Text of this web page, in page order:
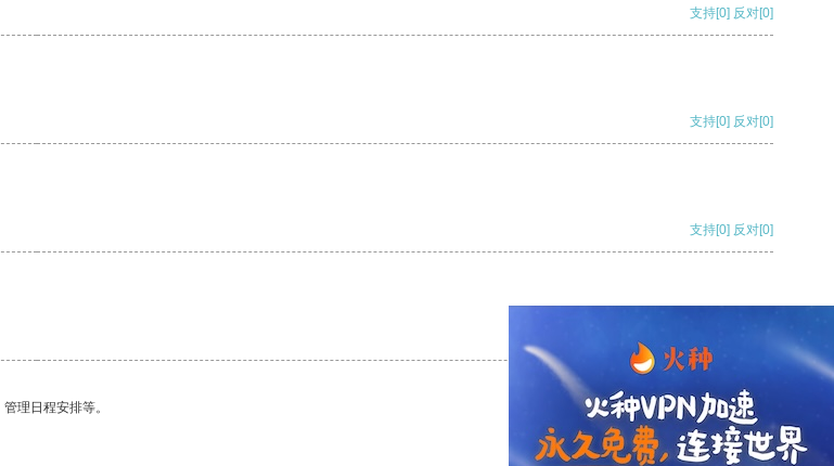
支持[0] 反对[0]
支持[0] 反对[0]
支持[0] 反对[0]
理日程安排等。
支持 [0] 反对[0]